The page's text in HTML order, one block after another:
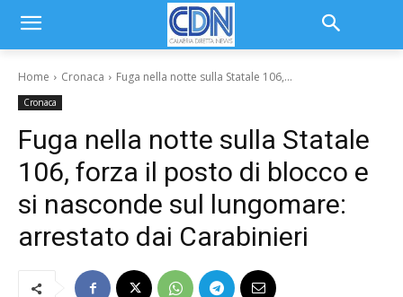
Home Cronaca Fuga nella notte sulla Statale 106,...
Cronaca
Fuga nella notte sulla Statale
106, forza il posto di blocco e
si nasconde sul lungomare:
arrestato dai Carabinieri